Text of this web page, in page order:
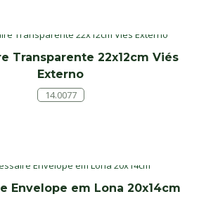
Transparente 22x12cm Viés
Externo
14.0077
Envelope em Lona 20x14cm